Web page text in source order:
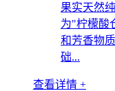
果实天然
为"柠檬酸
和芳香物
础...
查看详情 +